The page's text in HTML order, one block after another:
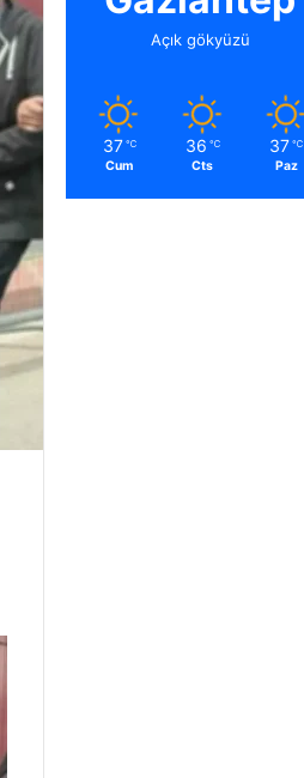
Açık gökyüzü
37 ℃
Cum
36 ℃
Cts
37 ℃
Paz